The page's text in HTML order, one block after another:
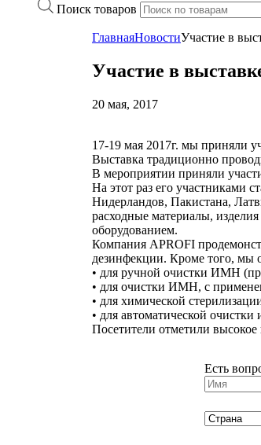
Поиск товаров
ГлавнаяНовостиУчастие в
Участие в
20 мая, 2017
17-19 мая 2017г. мы приняли
Выставка традиционно
В мероприятии приняли
На этот раз его участниками
Нидерландов, Пакистана,
расходные материалы,
оборудованием.
Компания APROFI
дезинфекции. Кроме того, мы
• для ручной очистки ИМН
• для очистки ИМН, с
• для химической
• для автоматической
Посетители отметили высокое
Есть